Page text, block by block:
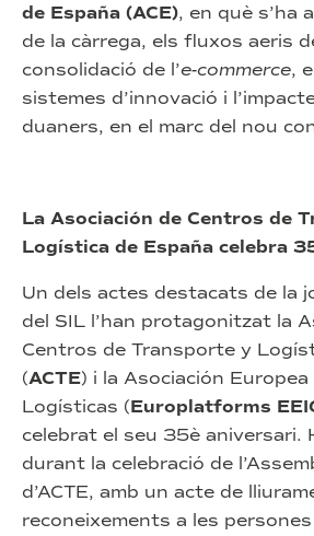
de España (ACE), en què s’ha
de la càrrega, els fluxos aeris
consolidació de l’e-commerce,
sistemes d’innovació i
duaners, en el marc del nou
La Asociación de Centros de
Logística de España celebra
Un dels actes destacats de la
del SIL l’han protagonitzat la
Centros de Transporte y
(ACTE) i la Asociación
Logísticas (Europlatforms
celebrat el seu 35è aniversari.
durant la celebració de
d’ACTE, amb un acte de
reconeixements a les